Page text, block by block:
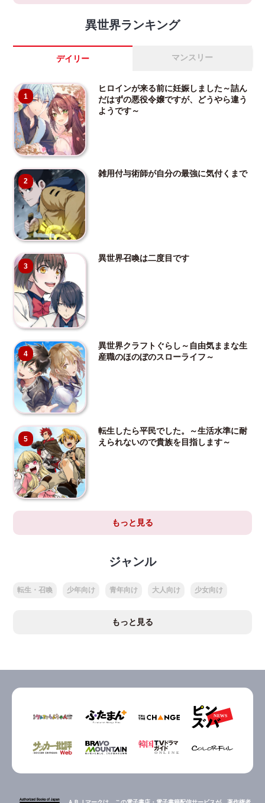
異世界ランキング
デイリー マンスリー
1
ヒロインが来る前に妊娠しました～詰ん
だはずの悪役令嬢ですが、どうやら違う
ようです～
2
雑用付与術師が自分の最強に気付くまで
3
異世界召喚は二度目です
4
異世界クラフトぐらし～自由気ままな生
産職のほのぼのスローライフ～
5
転生したら平民でした。～生活水準に耐
えられないので貴族を目指します～
もっと見る
ジャンル
転生・召喚 少年向け 青年向け 大人向け 少女向け
もっと見る